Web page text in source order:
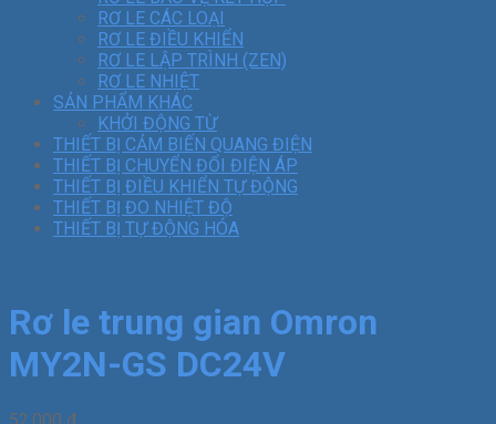
RƠ LE CÁC LOẠI
RƠ LE ĐIỀU KHIỂN
RƠ LE LẬP TRÌNH (ZEN)
RƠ LE NHIỆT
SẢN PHẨM KHÁC
KHỞI ĐỘNG TỪ
THIẾT BỊ CẢM BIẾN QUANG ĐIỆN
THIẾT BỊ CHUYỂN ĐỔI ĐIỆN ÁP
THIẾT BỊ ĐIỀU KHIỂN TỰ ĐỘNG
THIẾT BỊ ĐO NHIỆT ĐỘ
THIẾT BỊ TỰ ĐỘNG HÓA
Rơ le trung gian Omron
MY2N-GS DC24V